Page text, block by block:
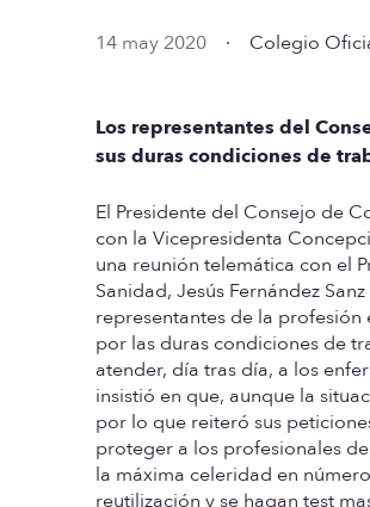
Biblioteca
14 may 2020 · Colegio
Los representantes del
sus duras condiciones de
El Presidente del Consejo de
con la Vicepresidenta
una reunión telemática con el
Sanidad, Jesús Fernández
representantes de la
por las duras condiciones de
atender, día tras día, a los
insistió en que, aunque la
por lo que reiteró sus
proteger a los profesionales
la máxima celeridad en
reutilización y se hagan test